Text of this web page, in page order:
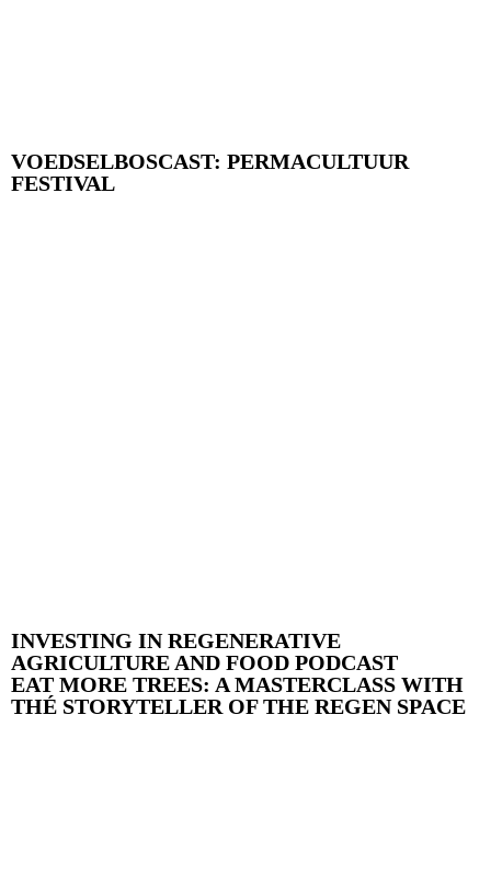
VOEDSELBOSCAST: PERMACULTUUR
FESTIVAL
INVESTING IN REGENERATIVE
AGRICULTURE AND FOOD PODCAST
EAT MORE TREES: A MASTERCLASS WITH
THÉ STORYTELLER OF THE REGEN SPACE